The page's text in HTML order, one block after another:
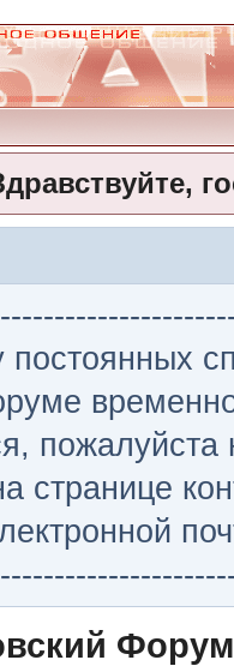
постоянных
странице
Форум